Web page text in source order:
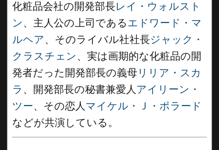
化粧品会社の開発部長レイ・ウォルスト
ン 、主人公の上司であるエドワード・マ
ルヘア、そのライバル社社長ジャック・
クラスチェン 、実は画期的な化粧品の開
発者だった開発部長の義母 リリア・スカ
ラ 、開発部長の秘書兼愛人 アイリーン・
ツー、その恋人マイケル・Ｊ・ポラード
などが共演している。